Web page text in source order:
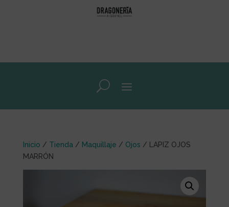
Inicio / Tienda / Maquillaje / Ojos / LAPIZ OJOS
MARRÓN